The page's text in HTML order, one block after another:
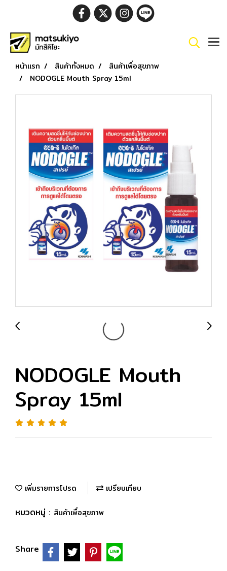
หน้าแรก สินค้าทั้งหมด
สินค้าเพื่อสุขภาพ
NODOGLE Mouth Spray 15ml
NODOGLE Mouth
Spray 15ml
เพิ่มรายการโปรด เปรียบเทียบ
หมวดหมู่ : สินค้าเพื่อสุขภาพ
Share